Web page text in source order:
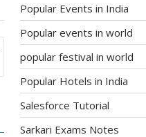
Popular Events in India
Popular events in world
popular festival in world
Popular Hotels in India
Salesforce Tutorial
Sarkari Exams Notes